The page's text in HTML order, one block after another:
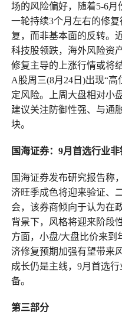
场的风险偏好，随着5-6
一轮持续3个月左右的修
复，而非基本面的反转。
科技股领跌，海外风险资
修复主导的上涨行情或将
A股周三(8月24日)出现“
定风险。上周大盘相对小
建议关注防御性强、与通
块。
国海证券：9月首选行业
国海证券发布研究报告称
济旺季成色将迎来验证、
会，该券商倾向于认为在
背景下，风格将迎来阶段
方面，小盘/大盘比价来到
济修复预期加强有望带来
成长仍是主线，9月首选
备。
第三部分